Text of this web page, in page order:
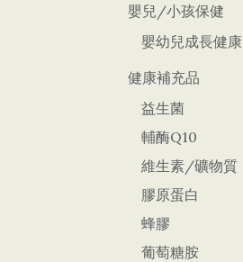
嬰兒/小孩保健
嬰幼兒成長健康
健康補充品
益生菌
輔酶Q10
維生素/礦物質
膠原蛋白
蜂膠
葡萄糖胺